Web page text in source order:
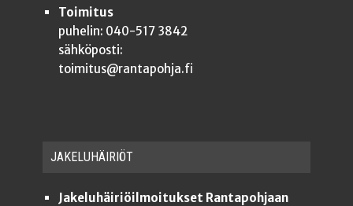
Toimitus
puhelin: 040-517 3842
sähköposti:
toimitus@rantapohja.fi
JAKE­LU­HÄI­RIÖT
Jakeluhäiriöilmoitukset Rantapohjaan